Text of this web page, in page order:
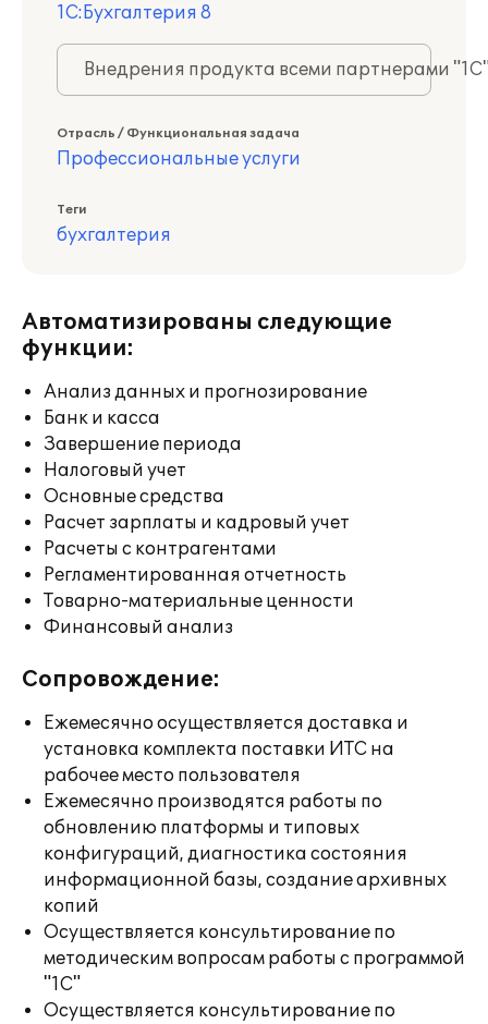
1С:Бухгалтерия 8
Внедрения продукта всеми партнерами
Отрасль / Функциональная задача
Профессиональные услуги
Теги
бухгалтерия
Автоматизированы следующие
функции:
Анализ данных и прогнозирование
Банк и касса
Завершение периода
Налоговый учет
Основные средства
Расчет зарплаты и кадровый учет
Расчеты с контрагентами
Регламентированная отчетность
Товарно-материальные ценности
Финансовый анализ
Сопровождение:
Ежемесячно осуществляется доставка и
установка комплекта поставки ИТС на
рабочее место пользователя
Ежемесячно производятся работы по
обновлению платформы и типовых
конфигураций, диагностика состояния
информационной базы, создание архивных
копий
Осуществляется консультирование по
методическим вопросам работы с программой
"1С"
Осуществляется консультирование по